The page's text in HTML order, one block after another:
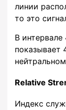
линии
то это
В интервале
показывает
Relative
Индекс